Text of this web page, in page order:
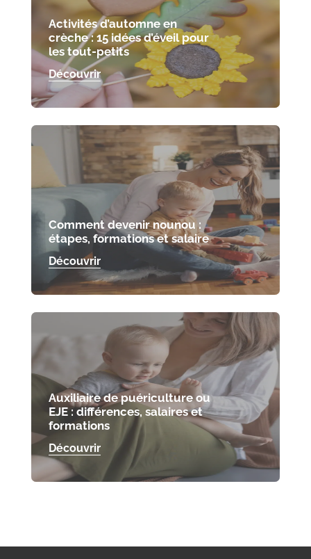
Activités d’automne en
crèche : 15 idées d’éveil pour
les tout-petits
Découvrir
Comment devenir nounou :
étapes, formations et salaire
Découvrir
Auxiliaire de puériculture ou
EJE : différences, salaires et
formations
Découvrir